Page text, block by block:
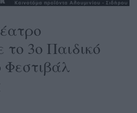
το 3ο Παιδικό
Φεστιβάλ